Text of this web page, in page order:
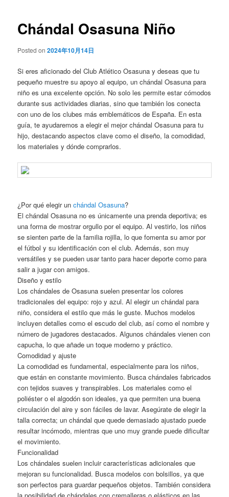
Chándal Osasuna Niño
Posted on2024年10月14日
Si eres aficionado del Club Atlético Osasuna y deseas que tu
pequeño muestre su apoyo al equipo, un chándal Osasuna para
niño es una excelente opción. No solo les permite estar cómodos
durante sus actividades diarias, sino que también los conecta
con uno de los clubes más emblemáticos de España. En esta
guía, te ayudaremos a elegir el mejor chándal Osasuna para tu
hijo, destacando aspectos clave como el diseño, la comodidad,
los materiales y dónde comprarlos.
¿Por qué elegir unchándal Osasuna?
El chándal Osasuna no es únicamente una prenda deportiva; es
una forma de mostrar orgullo por el equipo. Al vestirlo, los niños
se sienten parte de la familia rojilla, lo que fomenta su amor por
el fútbol y su identificación con el club. Además, son muy
versátiles y se pueden usar tanto para hacer deporte como para
salir a jugar con amigos.
Diseño y estilo
Los chándales de Osasuna suelen presentar los colores
tradicionales del equipo: rojo y azul. Al elegir un chándal para
niño, considera el estilo que más le guste. Muchos modelos
incluyen detalles como el escudo del club, así como el nombre y
número de jugadores destacados. Algunos chándales vienen con
capucha, lo que añade un toque moderno y práctico.
Comodidad y ajuste
La comodidad es fundamental, especialmente para los niños,
que están en constante movimiento. Busca chándales fabricados
con tejidos suaves y transpirables. Los materiales como el
poliéster o el algodón son ideales, ya que permiten una buena
circulación del aire y son fáciles de lavar. Asegúrate de elegir la
talla correcta; un chándal que quede demasiado ajustado puede
resultar incómodo, mientras que uno muy grande puede dificultar
el movimiento.
Funcionalidad
Los chándales suelen incluir características adicionales que
mejoran su funcionalidad. Busca modelos con bolsillos, ya que
son perfectos para guardar pequeños objetos. También considera